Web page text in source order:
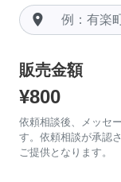
room
販売金額
¥800
依頼相談後、メッセ
す。依頼相談が承認
ご提供となります。